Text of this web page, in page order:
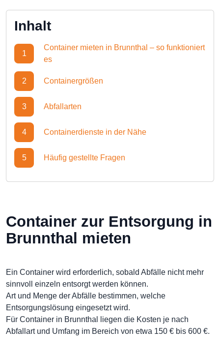
Inhalt
1
Container mieten in Brunnthal – so funktioniert
es
2 Containergrößen
3 Abfallarten
4 Containerdienste in der Nähe
5 Häufig gestellte Fragen
Container zur Entsorgung in
Brunnthal mieten
Ein Container wird erforderlich, sobald Abfälle nicht mehr
sinnvoll einzeln entsorgt werden können.
Art und Menge der Abfälle bestimmen, welche
Entsorgungslösung eingesetzt wird.
Für Container in Brunnthal liegen die Kosten je nach
Abfallart und Umfang im Bereich von etwa 150 € bis 600 €.